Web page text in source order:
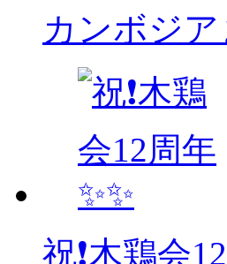
カンボジ
祝❗木鶏会